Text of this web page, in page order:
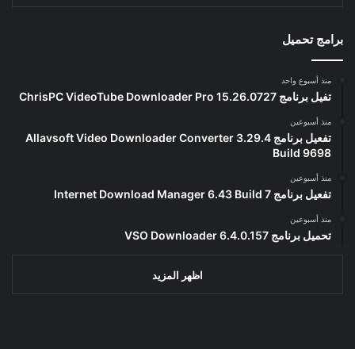
برامج تحميل
منذ أسبوع واحد
تفيل برنامج ChrisPC VideoTube Downloader Pro 15.26.0727
منذ أسبوعين
تفعيل برنامج Allavsoft Video Downloader Converter 3.29.4
Build 9698
منذ أسبوعين
تفعيل برنامج Internet Download Manager 6.43 Build 7
منذ أسبوعين
تحميل برنامج VSO Downloader 6.4.0.157
اظهر المزيد